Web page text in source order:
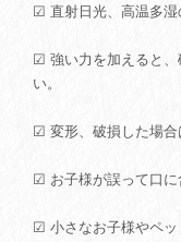
☑ 直射日光、高温多湿
☑ 強い力を加えると、
い。
☑ 変形、破損した場合
☑ お子様が誤って口に
☑ 小さなお子様やペッ